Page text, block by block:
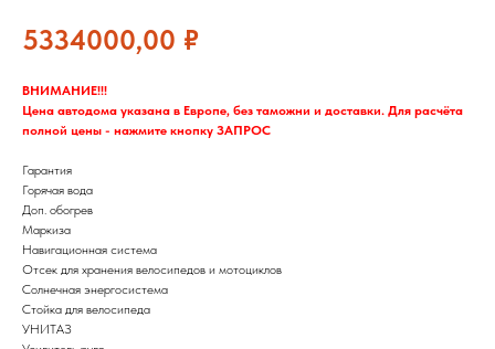
5334000,00 ₽
ВНИМАНИЕ!!!
Цена автодома указана в Европе, без таможни и доставки. Для расчёта
полной цены - нажмите кнопку ЗАПРОС
Гарантия
Горячая вода
Доп. обогрев
Маркиза
Навигационная система
Отсек для хранения велосипедов и мотоциклов
Солнечная энергосистема
Стойка для велосипеда
УНИТАЗ